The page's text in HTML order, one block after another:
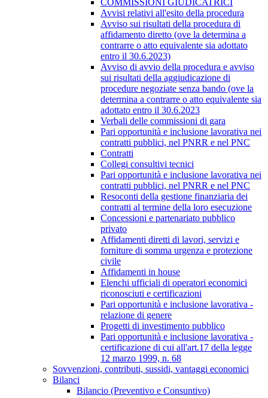
COMMISSIONI GIUDICATRICI
Avvisi relativi all'esito della procedura
Avviso sui risultati della procedura di
affidamento diretto (ove la determina a
contrarre o atto equivalente sia adottato
entro il 30.6.2023)
Avviso di avvio della procedura e avviso
sui risultati della aggiudicazione di
procedure negoziate senza bando (ove la
determina a contrarre o atto equivalente sia
adottato entro il 30.6.2023
Verbali delle commissioni di gara
Pari opportunità e inclusione lavorativa nei
contratti pubblici, nel PNRR e nel PNC
Contratti
Collegi consultivi tecnici
Pari opportunità e inclusione lavorativa nei
contratti pubblici, nel PNRR e nel PNC
Resoconti della gestione finanziaria dei
contratti al termine della loro esecuzione
Concessioni e partenariato pubblico
privato
Affidamenti diretti di lavori, servizi e
forniture di somma urgenza e protezione
civile
Affidamenti in house
Elenchi ufficiali di operatori economici
riconosciuti e certificazioni
Pari opportunità e inclusione lavorativa -
relazione di genere
Progetti di investimento pubblico
Pari opportunità e inclusione lavorativa -
certificazione di cui all'art.17 della legge
12 marzo 1999, n. 68
Sovvenzioni, contributi, sussidi, vantaggi economici
Bilanci
Bilancio (Preventivo e Consuntivo)